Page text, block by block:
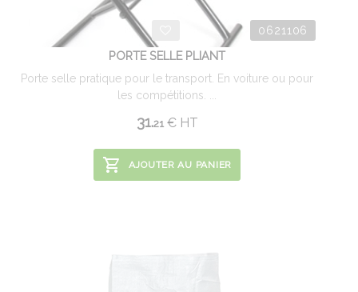
0621106
PORTE SELLE PLIANT
Porte selle pratique pour le transport. En voiture ou pour
les compétitions. ...
31.21 €HT
AJOUTER AU PANIER